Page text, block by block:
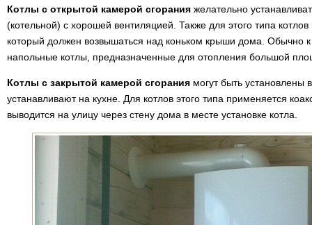
Котлы с открытой камерой сгорания желательно
(котельной) с хорошей вентиляцией. Также для этого типа
который должен возвышаться над коньком крыши дома. Обычно
напольные котлы, предназначенные для отопления большой
Котлы с закрытой камерой сгорания могут быть
устанавливают на кухне. Для котлов этого типа применяется
выводится на улицу через стену дома в месте установке котла.